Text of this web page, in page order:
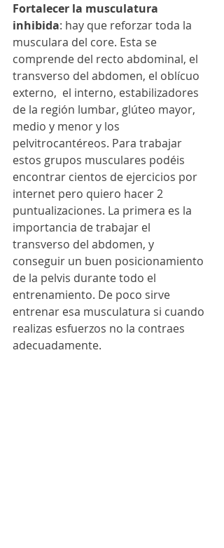
Fortalecer la musculatura
inhibida: hay que reforzar toda la
musculara del core. Esta se
comprende del recto abdominal, el
transverso del abdomen, el oblícuo
externo,  el interno, estabilizadores
de la región lumbar, glúteo mayor,
medio y menor y los
pelvitrocantéreos. Para trabajar
estos grupos musculares podéis
encontrar cientos de ejercicios por
internet pero quiero hacer 2
puntualizaciones. La primera es la
importancia de trabajar el
transverso del abdomen, y
conseguir un buen posicionamiento
de la pelvis durante todo el
entrenamiento. De poco sirve
entrenar esa musculatura si cuando
realizas esfuerzos no la contraes
adecuadamente.